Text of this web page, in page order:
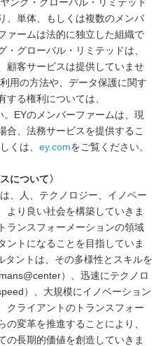
ング・グローバル・リミテッド
、単体、もしくは複数のメンバ
ァームは法的に独立した組織で
グローバル・リミテッドは、
顧客サービスは提供していませ
用の方法や、データ保護に関す
する権利については、
。EYのメンバーファームは、現
合、法務サービスを提供するこ
くは、 ey.comをご覧ください。
について 〉
、人、テクノロジー、イノベー
より良い社会を構築していきま
ランスフォーメーションの領域
ントになることを目指していま
タントは、その多様性とスキルを
）、迅速にテクノロ
）、大規模にイノベーション
クライアントのトランスフォー
の変革を推進することにより、
の長期的価値を創造していきま